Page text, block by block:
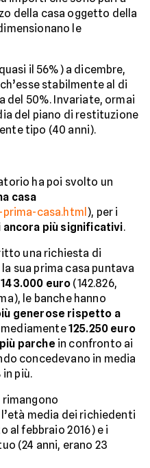
della casa oggetto della
le
il 56%) a dicembre,
stabilmente al di
del 50%. Invariate, ormai
del piano di restituzione
tipo (40 anni).
ha poi svolto un
casa
casa.html ), per i
ancora più significativi.
una richiesta di
sua prima casa puntava
143.000 euro (142.826,
le banche hanno
generose rispetto a
125.250 euro
parche in confronto ai
concedevano in media
in più.
rimangono
media dei richiedenti
al febbraio 2016) e i
(24 anni, erano 23